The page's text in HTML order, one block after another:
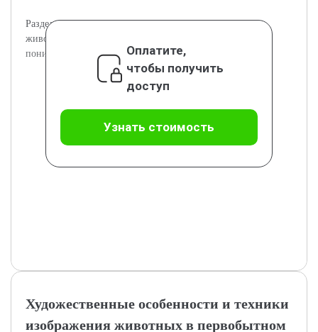
Раздел рассматривает исторический фон и значение
животных в жизни первобытного человека для лучшего
понимания искусства.
Оплатите,
чтобы получить
доступ
Узнать стоимость
Художественные особенности и техники
изображения животных в первобытном